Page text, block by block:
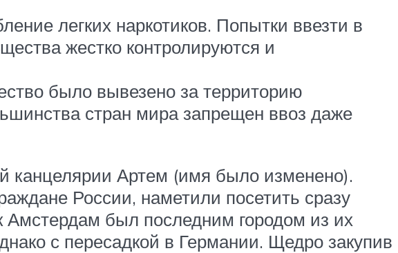
легких наркотиков. Попытки ввезти в
жестко контролируются и
было вывезено за территорию
стран мира запрещен ввоз даже
канцелярии Артем (имя было изменено).
России, наметили посетить сразу
Амстердам был последним городом из их
с пересадкой в Германии. Щедро закупив